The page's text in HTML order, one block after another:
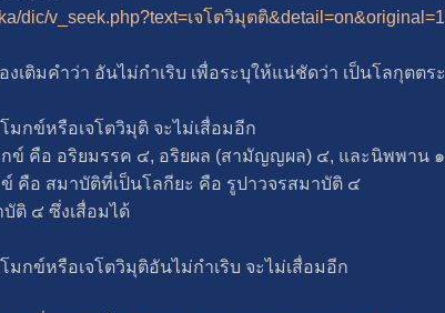
dic/v_seek.php?text=เจโตวิมุตติ&detail=on&original=1
คำว่า อันไม่กำเริบ เพื่อระบุให้แน่ชัดว่า เป็นโลกุตตระ
หรือเจโตวิมุติ จะไม่เสื่อมอีก
อริยมรรค ๔, อริยผล (สามัญญผล) ๔, และนิพพาน ๑
สมาบัติที่เป็นโลกียะ คือ รูปาวจรสมาบัติ ๔
ติ ๔ ซึ่งเสื่อมได้
รือเจโตวิมุติอันไม่กำเริบ จะไม่เสื่อมอีก